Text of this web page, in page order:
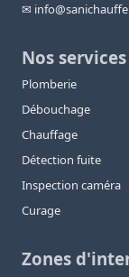
✉
Nos services
Plomberie
Débouchage
Chauffage
Détection fuite
Inspection caméra
Curage
Zones